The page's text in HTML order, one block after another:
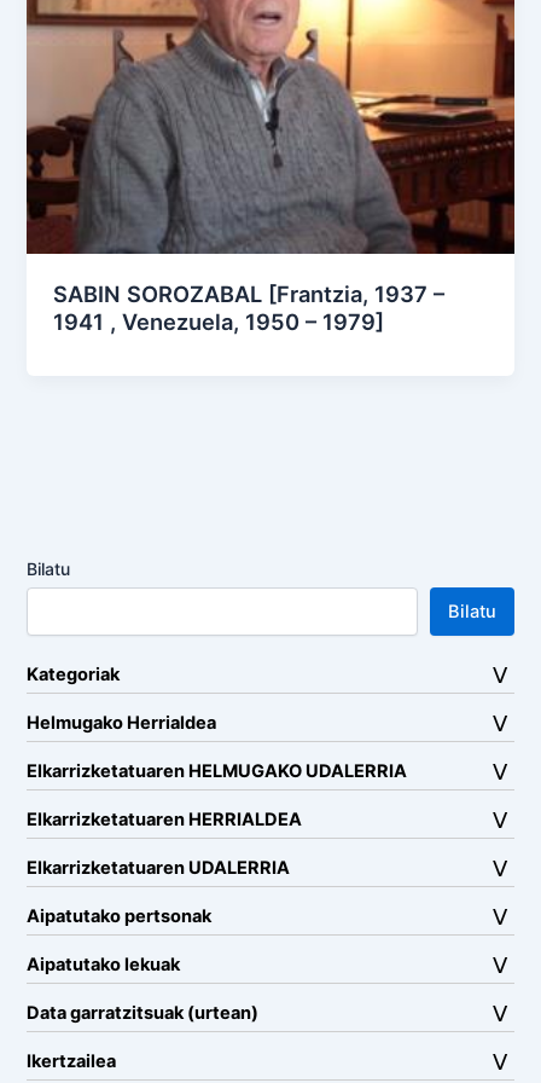
SABIN SOROZABAL [Frantzia, 1937 –
1941 , Venezuela, 1950 – 1979]
Bilatu
Bilatu
Kategoriak
Helmugako Herrialdea
Elkarrizketatuaren HELMUGAKO UDALERRIA
Elkarrizketatuaren HERRIALDEA
Elkarrizketatuaren UDALERRIA
Aipatutako pertsonak
Aipatutako lekuak
Data garratzitsuak (urtean)
Ikertzailea